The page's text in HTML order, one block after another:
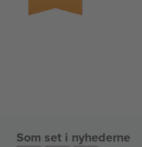
Som set i nyhederne